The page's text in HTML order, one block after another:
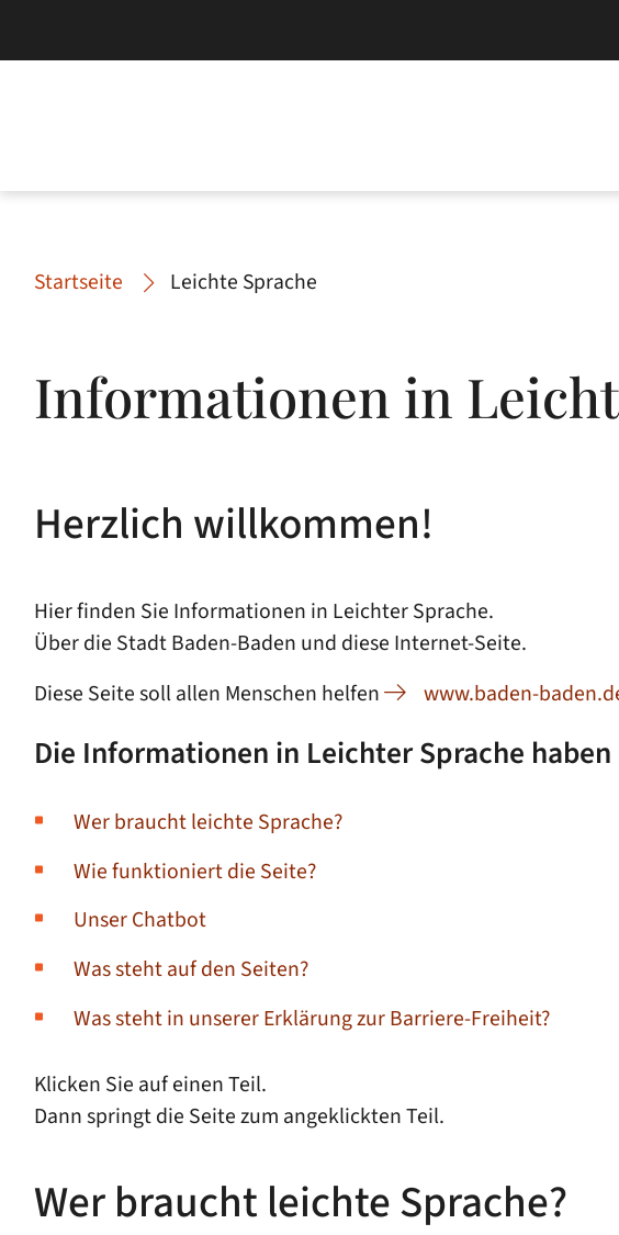
Startseite Leichte Sprache
Informationen in
Herzlich willkommen!
Hier finden Sie Informationen in Leichter Sprache.
Über die Stadt Baden-Baden und diese Internet-Seite.
Diese Seite soll allen Menschen helfen
www.baden-
Die Informationen in Leichter Sprache
Wer braucht leichte Sprache?
Wie funktioniert die Seite?
Unser Chatbot
Was steht auf den Seiten?
Was steht in unserer Erklärung zur Barriere-Freiheit?
Klicken Sie auf einen Teil.
Dann springt die Seite zum angeklickten Teil.
Wer braucht leichte Sprache?